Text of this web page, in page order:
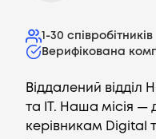
1-30 співробітників
Верифікована
Віддалений відділ
та IT. Наша місія —
керівникам Digital